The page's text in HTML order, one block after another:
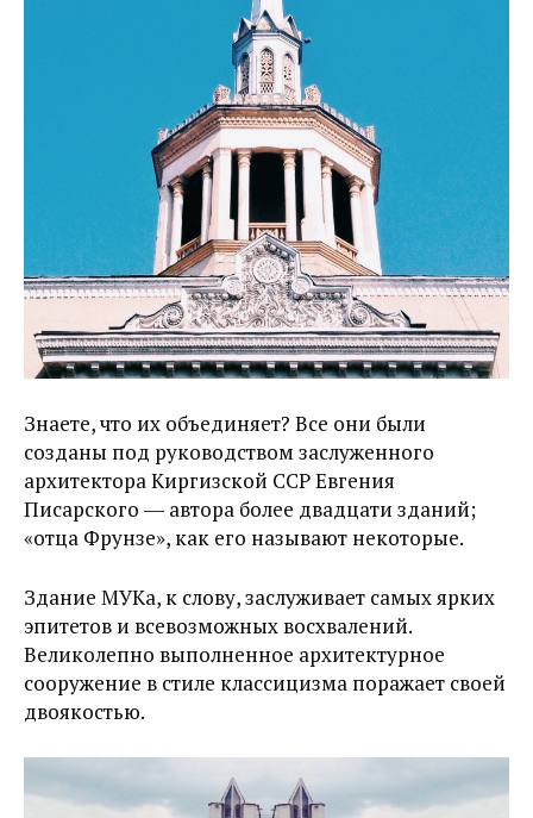
Знаете, что их объединяет? Все они были
созданы под руководством заслуженного
архитектора Киргизской ССР Евгения
Писарского ― автора более двадцати зданий;
«отца Фрунзе», как его называют некоторые.
Здание МУКа, к слову, заслуживает самых ярких
эпитетов и всевозможных восхвалений.
Великолепно выполненное архитектурное
сооружение в стиле классицизма поражает своей
двоякостью.